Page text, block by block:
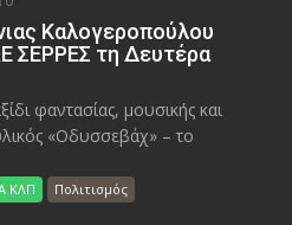
Καλογεροπούλου
ΣΕΡΡΕΣ τη Δευτέρα
μουσικής και
«Οδυσσεβάχ» – το
ΚΛΠ Πολιτισμός